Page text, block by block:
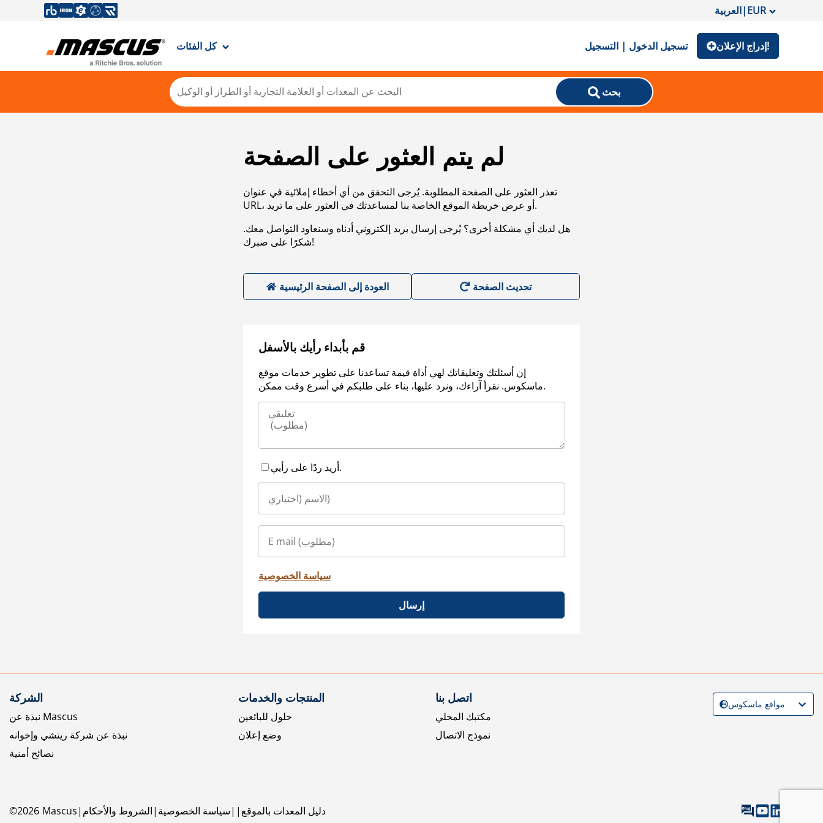
العربية|EUR
كل الفئات تسجيل الدخول | التسجيل إدراج الإعلان!
بحث
لم يتم العثور على الصفحة
تعذر العثور على الصفحة المطلوبة. يُرجى التحقق من أي أخطاء إملائية في عنوان
URL، أو عرض خريطة الموقع الخاصة بنا لمساعدتك في العثور على ما تريد.
هل لديك أي مشكلة أخرى؟ يُرجى إرسال بريد إلكتروني أدناه وسنعاود التواصل معك.
شكرًا على صبرك!
العودة إلى الصفحة الرئيسية
قم بأبداء رأيك بالأسفل
إن أسئلتك وتعليقاتك لهي أداة قيمة تساعدنا على تطوير خدمات موقع
ماسكوس. نقرأ آراءك، ونرد عليها، بناء على طلبكم في أسرع وقت ممكن.
أريد ردًا على رأيي.
سياسة الخصوصية
إرسال
الشركة
نبذة عن Mascus
نبذة عن شركة ريتشي وإخوانه
نصائح أمنية
المنتجات والخدمات
حلول للبائعين
وضع إعلان
اتصل بنا
مكتبك المحلي
نموذج الاتصال
©2026 Mascus الشروط والأحكام سياسة الخصوصية دليل المعدات بالموقع
مواقع ماسكوس